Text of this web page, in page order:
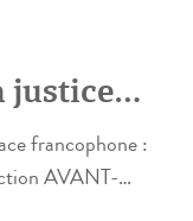
justice
–
francophone :
AVANT-